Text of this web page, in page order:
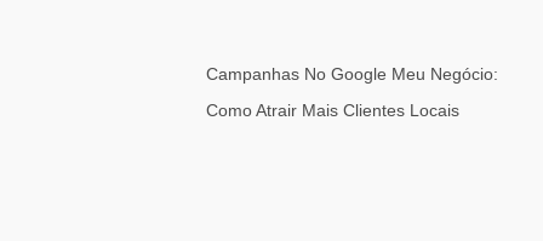
Campanhas No Google Meu Negócio:
Como Atrair Mais Clientes Locais